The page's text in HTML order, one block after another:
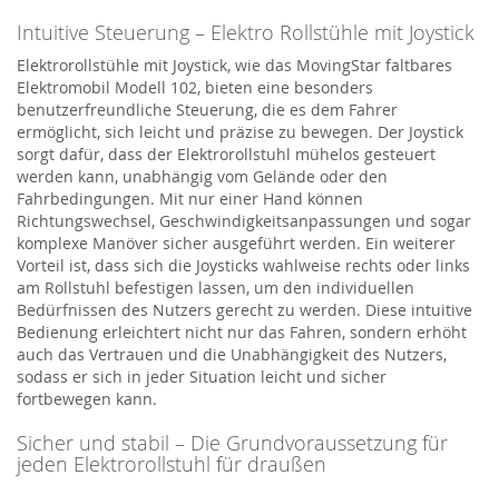
Intuitive Steuerung – Elektro Rollstühle mit Joystick
Elektrorollstühle mit Joystick, wie das MovingStar faltbares
Elektromobil Modell 102, bieten eine besonders
benutzerfreundliche Steuerung, die es dem Fahrer
ermöglicht, sich leicht und präzise zu bewegen. Der Joystick
sorgt dafür, dass der Elektrorollstuhl mühelos gesteuert
werden kann, unabhängig vom Gelände oder den
Fahrbedingungen. Mit nur einer Hand können
Richtungswechsel, Geschwindigkeitsanpassungen und sogar
komplexe Manöver sicher ausgeführt werden. Ein weiterer
Vorteil ist, dass sich die Joysticks wahlweise rechts oder links
am Rollstuhl befestigen lassen, um den individuellen
Bedürfnissen des Nutzers gerecht zu werden. Diese intuitive
Bedienung erleichtert nicht nur das Fahren, sondern erhöht
auch das Vertrauen und die Unabhängigkeit des Nutzers,
sodass er sich in jeder Situation leicht und sicher
fortbewegen kann.
Sicher und stabil – Die Grundvoraussetzung für
jeden Elektrorollstuhl für draußen